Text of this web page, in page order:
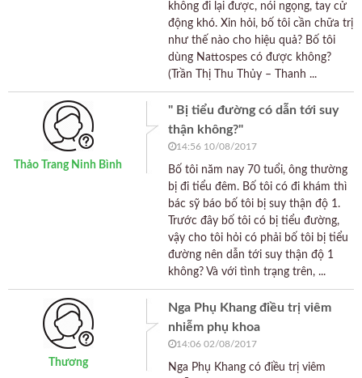
không đi lại được, nói ngọng, tay cử
động khó. Xin hỏi, bố tôi cần chữa trị
như thế nào cho hiệu quả? Bố tôi
dùng Nattospes có được không?
(Trần Thị Thu Thủy – Thanh ...
Thảo Trang Ninh Bình
" Bị tiểu đường có dẫn tới suy
thận không?"
14:56 10/08/2017
Bố tôi năm nay 70 tuổi, ông thường
bị đi tiểu đêm. Bố tôi có đi khám thì
bác sỹ báo bố tôi bị suy thận độ 1.
Trước đây bố tôi có bị tiểu đường,
vậy cho tôi hỏi có phải bố tôi bị tiểu
đường nên dẫn tới suy thận độ 1
không? Và với tình trạng trên, ...
Thương
Nga Phụ Khang điều trị viêm
nhiễm phụ khoa
14:06 02/08/2017
Nga Phụ Khang có điều trị viêm